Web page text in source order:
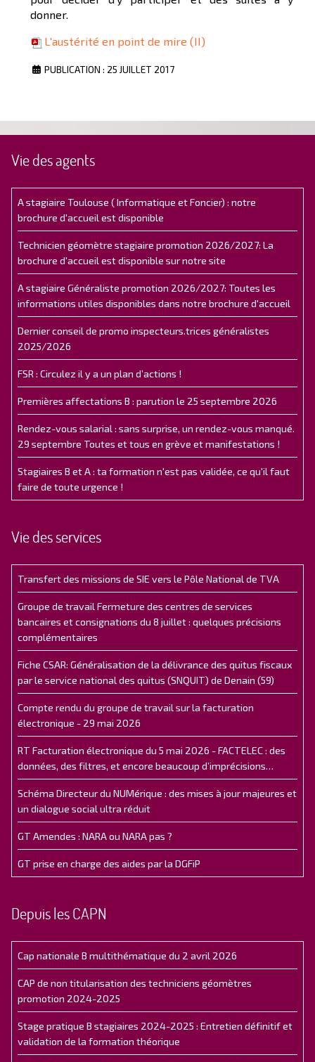
donner.
L'austérité en point de mire (II)
PUBLICATION : 25 JUILLET 2017
Vie des agents
A stagiaire Toulouse ( Informatique et Foncier) : notre
brochure d'accueil est disponible
Technicien géomètre stagiaire promotion 2026/2027: La
brochure d'accueil est disponible sur notre site
A stagiaire Généraliste promotion 2026/2027: Toutes les
informations utiles disponibles dans notre brochure d'accueil
Dernier conseil de promo inspecteurs.trices généralistes
2025/2026
FSR : Circulez il y a un plan d’actions !
Premières affectations B : parution le 25 septembre 2026
Rendez-vous salarial : sans surprise, un rendez-vous manqué.
29 septembre Toutes et tous en grève et manifestations !
Stagiaires B et A : ta formation n'est pas validée, ce qu'il faut
faire de toute urgence !
Vie des services
Transfert des missions de SIE vers le Pôle National de TVA
Groupe de travail Fermeture des centres de services
bancaires et consignations du 8 juillet : quelques précisions
complémentaires
Fiche CSAR: Généralisation de la délivrance des quitus fiscaux
par le service national des quitus (SNQUIT) de Denain (59)
Compte rendu du groupe de travail sur la facturation
électronique - 29 mai 2026
RT Facturation électronique du 5 mai 2026 - FACTELEC : des
données, des filtres, et encore beaucoup d’imprécisions…
Schéma Directeur du NUMérique : des mises à jour majeures et
un dialogue social ultra réduit
GT Amendes : NARA ou NARA pas ?
GT prise en charge des aides par la DGFiP
Depuis les CAPN
Cap nationale B multithématique du 2 avril 2026
CAP de non titularisation des techniciens géomètres
promotion 2024-2025
Stage pratique B stagiaires 2024-2025 : Entretien définitif et
validation de la formation théorique